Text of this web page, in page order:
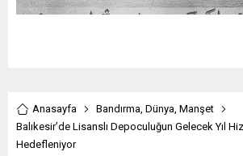
Anasayfa Bandırma, Dünya, Manşet
Balıkesir’de Lisanslı Depoculuğun Gelecek Yıl
Hedefleniyor